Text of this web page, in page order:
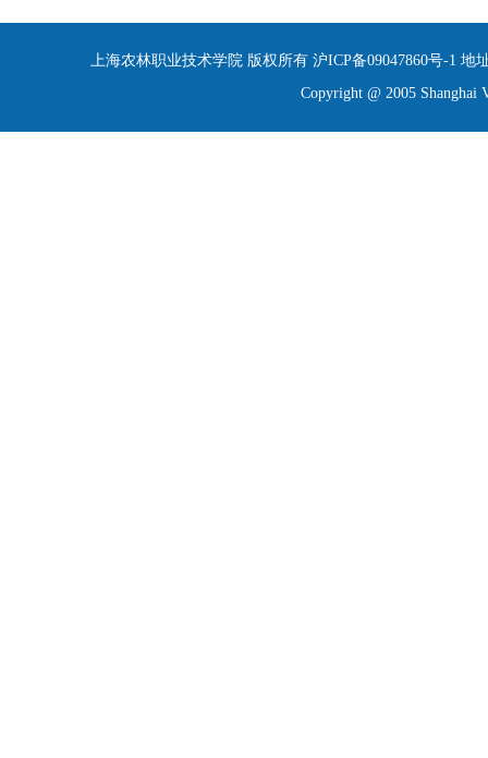
上海农林职业技术学院 版权所有 沪ICP备09047860号-1 地
Copyright @ 2005 Shanghai